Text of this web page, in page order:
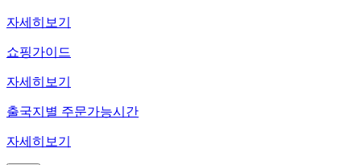
자세히보기
쇼핑가이드
자세히보기
출국지별 주문가능시간
자세히보기